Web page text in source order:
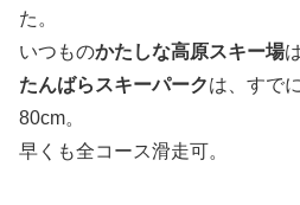
た。
いつものかたしな高原スキー場
たんばらスキーパークは、すで
80cm。
早くも全コース滑走可。